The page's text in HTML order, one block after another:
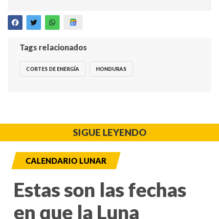
Tags relacionados
CORTES DE ENERGÍA HONDURAS
SIGUE LEYENDO
CALENDARIO LUNAR
Estas son las fechas
en que la Luna